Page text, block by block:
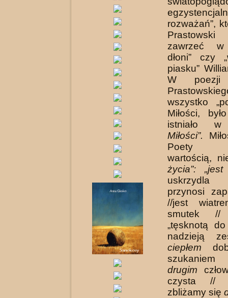
rozważań”,
zawrzeć w
dłoni” czy
piasku”
W poezji
wszystko
Miłości,
istniało w
Miłości”.
Poety
wartością,
życia”: „jest
przynosi
//jest
smutek
„tęsknotą
nadzieją
ciepłem
drugim
czysta //
zbliżamy się